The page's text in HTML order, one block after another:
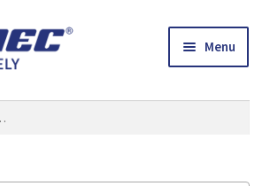
Menu